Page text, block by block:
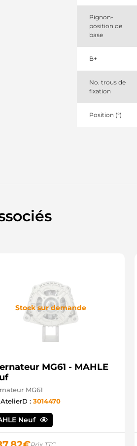
Pignon-
position de
base
B+
No. trous de
fixation
Position (°)
Stock sur demande
MG61 - MAHLE
MG61
AtelierD : 3014470
Neuf